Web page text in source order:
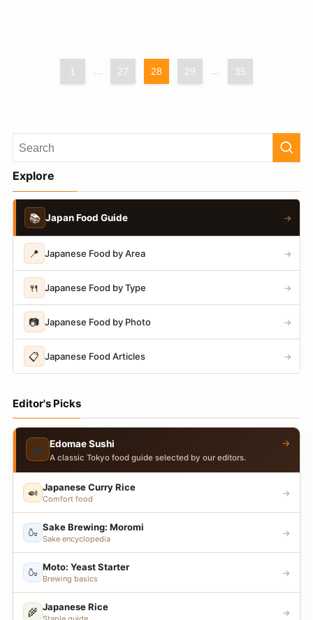
1 27 28 29 35
Explore
📚 Japan Food Guide →
📍 Japanese Food by Area →
🍴 Japanese Food by Type →
📷 Japanese Food by Photo →
📋 Japanese Food Articles →
Editor's Picks
🍣 Edomae Sushi
A classic Tokyo food guide selected by our editors.
→
🍛 Japanese Curry Rice
Comfort food
→
🍶 Sake Brewing: Moromi
Sake encyclopedia
→
🍶 Moto: Yeast Starter
Brewing basics
→
🌾 Japanese Rice →